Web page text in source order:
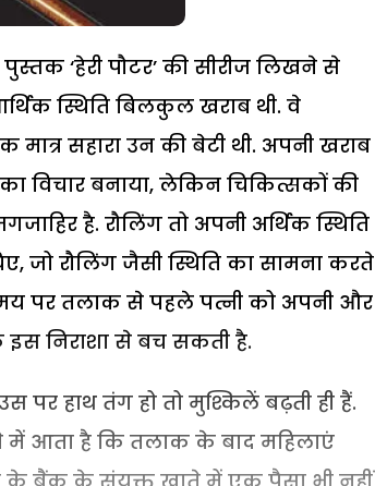
‘हेरी पौटर’ की सीरीज लिखने से
स्थिति बिलकुल खराब थी. वे
सहारा उन की बेटी थी. अपनी खराब
विचार बनाया, लेकिन चिकित्सकों की
है. रौलिंग तो अपनी अर्थिक स्थिति
रौलिंग जैसी स्थिति का सामना करते
पर तलाक से पहले पत्नी को अपनी और
निराशा से बच सकती है.
पर हाथ तंग हो तो मुश्किलें बढ़ती ही हैं.
आता है कि तलाक के बाद महिलाएं